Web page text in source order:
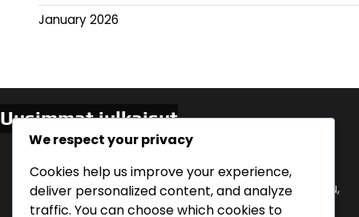
January 2026
Uusimmat julkaisut
Asiakaspalautteen Hyödyntäminen: Kyselyt,
Ostoprosessi: Vaiheittainen analyysi, Asiakaspolku,
Päätöksenteko
We respect your privacy
Cookies help us improve your experience,
deliver personalized content, and analyze
traffic. You can choose which cookies to